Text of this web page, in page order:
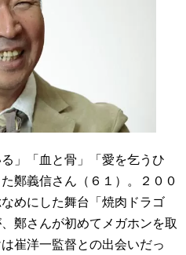
」「血と骨」「愛を乞うひ
鄭義信さん（６１）。２００
めにした舞台「焼肉ドラゴ
鄭さんが初めてメガホンを取
崔洋一監督との出会いだっ